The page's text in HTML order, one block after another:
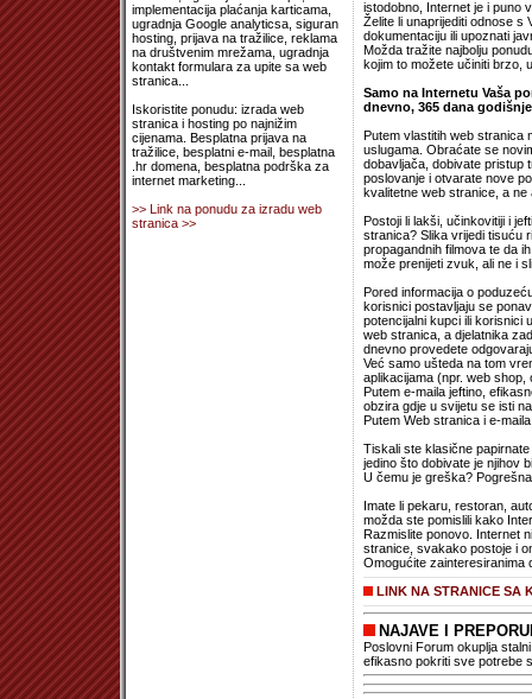
implementacija plaćanja karticama,
ugradnja Google analyticsa, siguran
hosting, prijava na tražilice, reklama
na društvenim mrežama, ugradnja
kontakt formulara za upite sa web
stranica...
Iskoristite ponudu: izrada web
stranica i hosting po najnižim
cijenama. Besplatna prijava na
tražilice, besplatni e-mail, besplatna
.hr domena, besplatna podrška za
internet marketing...
>> Link na ponudu za izradu web
stranica >>
istodobno, Internet je i puno
Želite li unaprijediti odnose s
dokumentaciju ili upoznati
Možda tražite najbolju
kojim to možete učiniti brzo,
Samo na Internetu Vaša
dnevno, 365 dana
Putem vlastitih web stranica
uslugama. Obraćate se
dobavljača, dobivate pristup
poslovanje i otvarate nove
kvalitetne web stranice, a
Postoji li lakši, učinkovitiji i
stranica? Slika vrijedi tisuću
propagandnih filmova te da
može prenijeti zvuk, ali ne i
Pored informacija o
korisnici postavljaju se
potencijalni kupci ili korisnici
web stranica, a djelatnika
dnevno provedete
Već samo ušteda na tom
aplikacijama (npr. web
Putem e-maila jeftino,
obzira gdje u svijetu se isti
Putem Web stranica i e-
Tiskali ste klasične
jedino što dobivate je njihov
U čemu je greška?
Imate li pekaru, restoran,
možda ste pomislili kako
Razmislite ponovo. Internet
stranice, svakako postoje i
Omogućite zainteresiranima
LINK NA STRANICE SA
NAJAVE I
Poslovni Forum okuplja
efikasno pokriti sve potrebe